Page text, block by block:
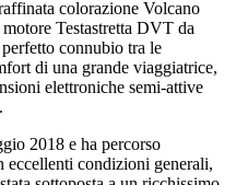
colorazione Volcano
Testastretta DVT da
connubio tra le
di una grande viaggiatrice,
elettroniche semi-attive
2018 e ha percorso
eccellenti condizioni generali,